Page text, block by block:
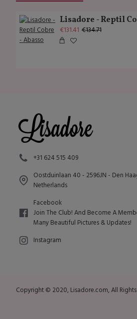
€131.41 €134.71
+31 624 515 409
Oostduinlaan 40 - 2596JN - Den
Netherlands
Facebook
Join The Club! And Become A
Many Beautiful Pictures & Updates!
Instagram
Copyright © 2020, Lisadore.com, All Rights